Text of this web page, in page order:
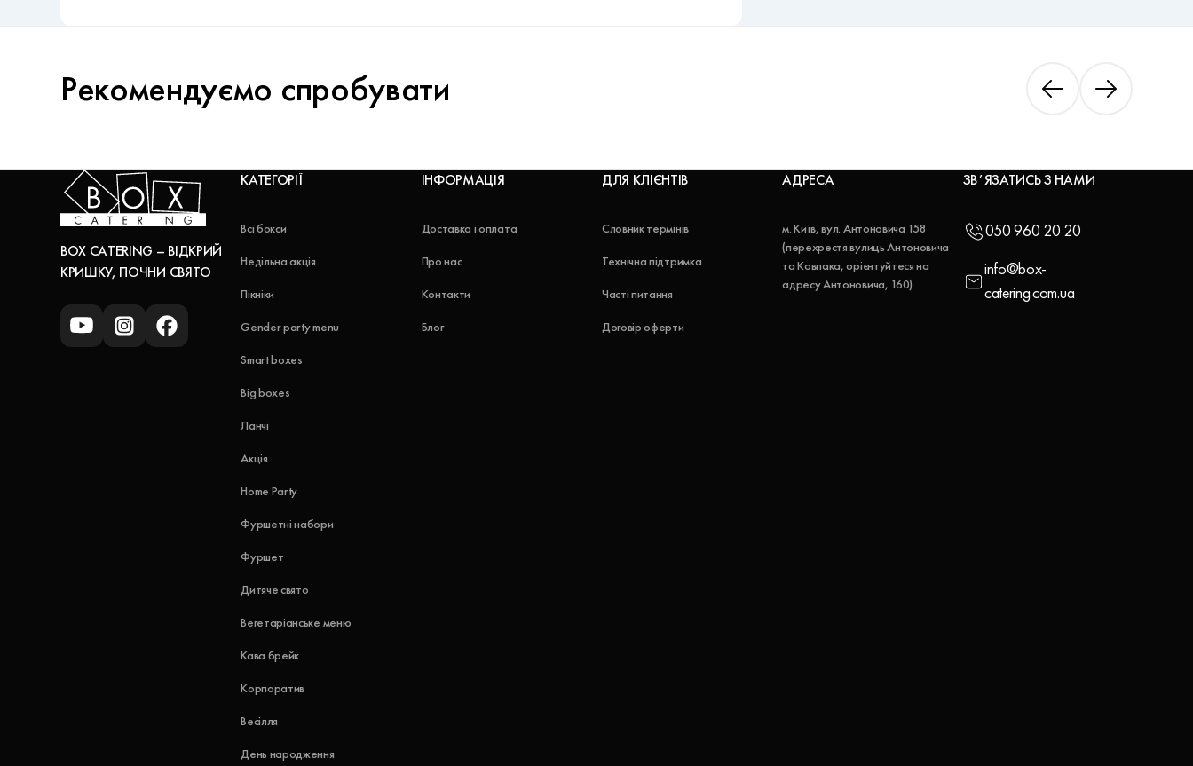
Рекомендуємо спробувати
BOX CATERING – ВІДКРИЙ
КРИШКУ, ПОЧНИ СВЯТО
КАТЕГОРІЇ
Всі бокси
Недільна акція
Пікніки
Gender party menu
Smart boxes
Big boxes
Ланчі
Акція
Home Party
Фуршетні набори
Фуршет
Дитяче свято
Вегетаріанське меню
Кава брейк
Корпоратив
Весілля
День народження
ІНФОРМАЦІЯ
Доставка і оплата
Про нас
Контакти
Блог
ДЛЯ КЛІЄНТІВ
Словник термінів
Технічна підтримка
Часті питання
Договір оферти
АДРЕСА
м. Київ, вул. Антоновича 158
(перехрестя вулиць Антоновича
та Ковпака, орієнтуйтеся на
адресу Антоновича, 160)
ЗВʼЯЗАТИСЬ З НАМИ
050 960 20 20
info@box-
catering.com.ua